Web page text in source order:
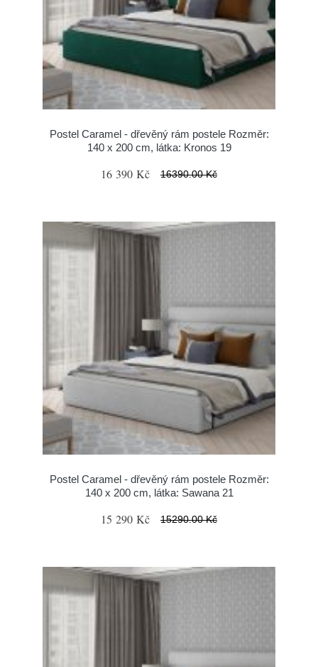
Postel Caramel - dřevěný rám postele Rozměr:
140 x 200 cm, látka: Kronos 19
16 390 Kč 16390.00 Kč
Postel Caramel - dřevěný rám postele Rozměr:
140 x 200 cm, látka: Sawana 21
15 290 Kč 15290.00 Kč